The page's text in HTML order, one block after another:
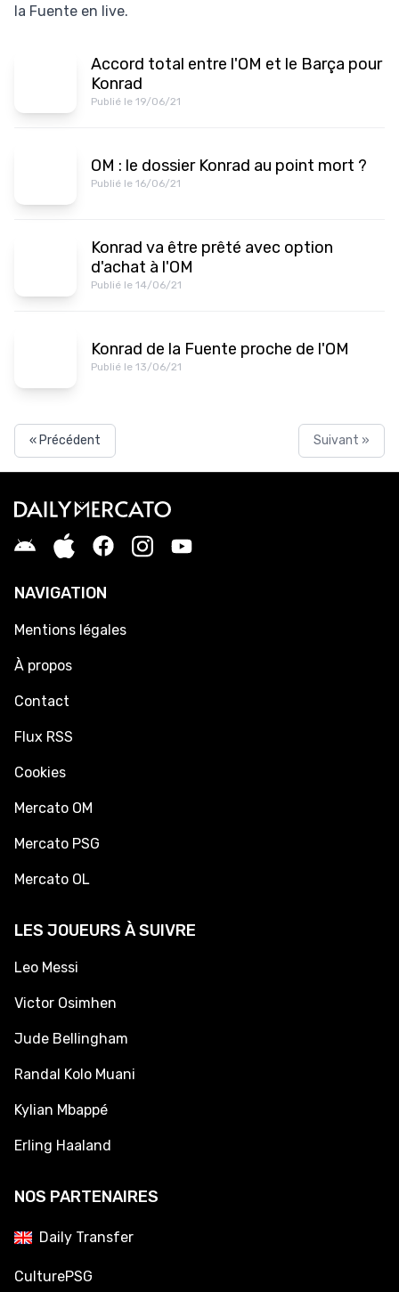
la Fuente en live.
Accord total entre l'OM et le Barça pour
Konrad
Publié le 19/06/21
OM : le dossier Konrad au point mort ?
Publié le 16/06/21
Konrad va être prêté avec option
d'achat à l'OM
Publié le 14/06/21
Konrad de la Fuente proche de l'OM
Publié le 13/06/21
« Précédent Suivant »
NAVIGATION
Mentions légales
À propos
Contact
Flux RSS
Cookies
Mercato OM
Mercato PSG
Mercato OL
LES JOUEURS À SUIVRE
Leo Messi
Victor Osimhen
Jude Bellingham
Randal Kolo Muani
Kylian Mbappé
Erling Haaland
NOS PARTENAIRES
Daily Transfer
CulturePSG